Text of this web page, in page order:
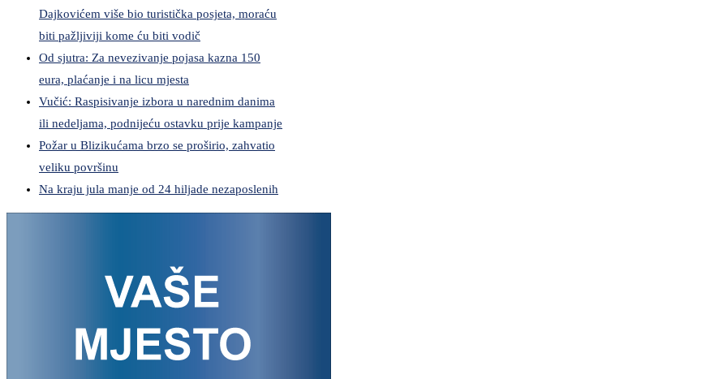
Dajkovićem više bio turistička posjeta, moraću
biti pažljiviji kome ću biti vodič
Od sjutra: Za nevezivanje pojasa kazna 150
eura, plaćanje i na licu mjesta
Vučić: Raspisivanje izbora u narednim danima
ili nedeljama, podnijeću ostavku prije kampanje
Požar u Blizikućama brzo se proširio, zahvatio
veliku površinu
Na kraju jula manje od 24 hiljade nezaposlenih